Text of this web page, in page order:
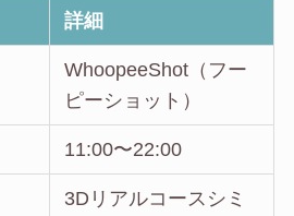
詳細
WhoopeeShot（フー
ピーショット）
11:00〜22:00
3Dリアルコースシミ